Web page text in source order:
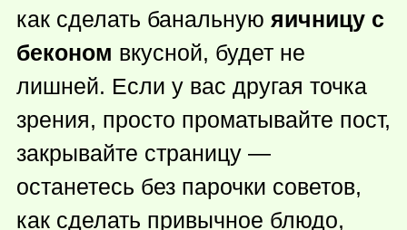
как сделать банальную яичницу с
беконом вкусной, будет не
лишней. Если у вас другая точка
зрения, просто проматывайте пост,
закрывайте страницу —
останетесь без парочки советов,
как сделать привычное блюдо,